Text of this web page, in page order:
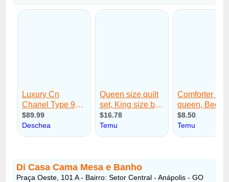
Di Casa Cama Mesa e Banho
Praça Oeste, 101 A - Bairro: Setor Central - Anápolis - GO